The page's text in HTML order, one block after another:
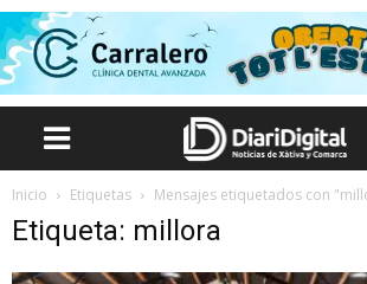
Inicio Etiquetas Mensajes etiquetados con
Etiqueta: millora